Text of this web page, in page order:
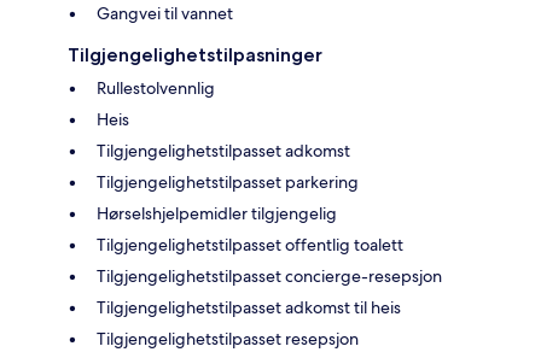
Gangvei til vannet
Tilgjengelighetstilpasninger
Rullestolvennlig
Heis
Tilgjengelighetstilpasset adkomst
Tilgjengelighetstilpasset parkering
Hørselshjelpemidler tilgjengelig
Tilgjengelighetstilpasset offentlig toalett
Tilgjengelighetstilpasset concierge-resepsjon
Tilgjengelighetstilpasset adkomst til heis
Tilgjengelighetstilpasset resepsjon